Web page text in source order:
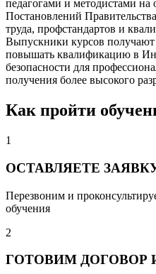
педагогами и методистами
Постановлений
труда, профстандартов и
Выпускники курсов
повышать квалификацию в
безопасности для
получения более высокого
Как пройти
1
ОСТАВЛЯЕТЕ
Перезвоним и
обучения
2
ГОТОВИМ ДОГОВОР